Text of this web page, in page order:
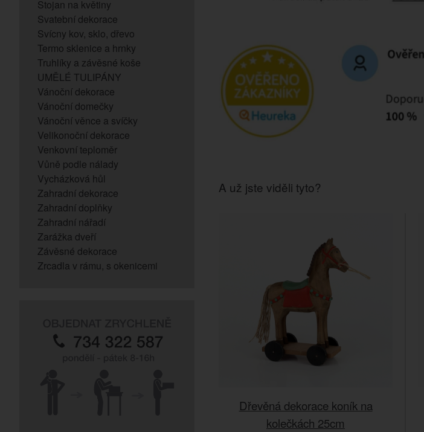
Stojan na květiny
Svatební dekorace
Svícny kov, sklo, dřevo
Termo sklenice a hrnky
Truhlíky a závěsné koše
UMĚLÉ TULIPÁNY
Vánoční dekorace
Vánoční domečky
Vánoční věnce a svíčky
Velikonoční dekorace
Venkovní teploměr
Vůně podle nálady
Vycházková hůl
Zahradní dekorace
Zahradní doplňky
Zahradní nářadí
Zarážka dveří
Závěsné dekorace
Zrcadla v rámu, s okenicemi
A už jste viděli tyto?
Dřevěná dekorace koník na
kolečkách 25cm